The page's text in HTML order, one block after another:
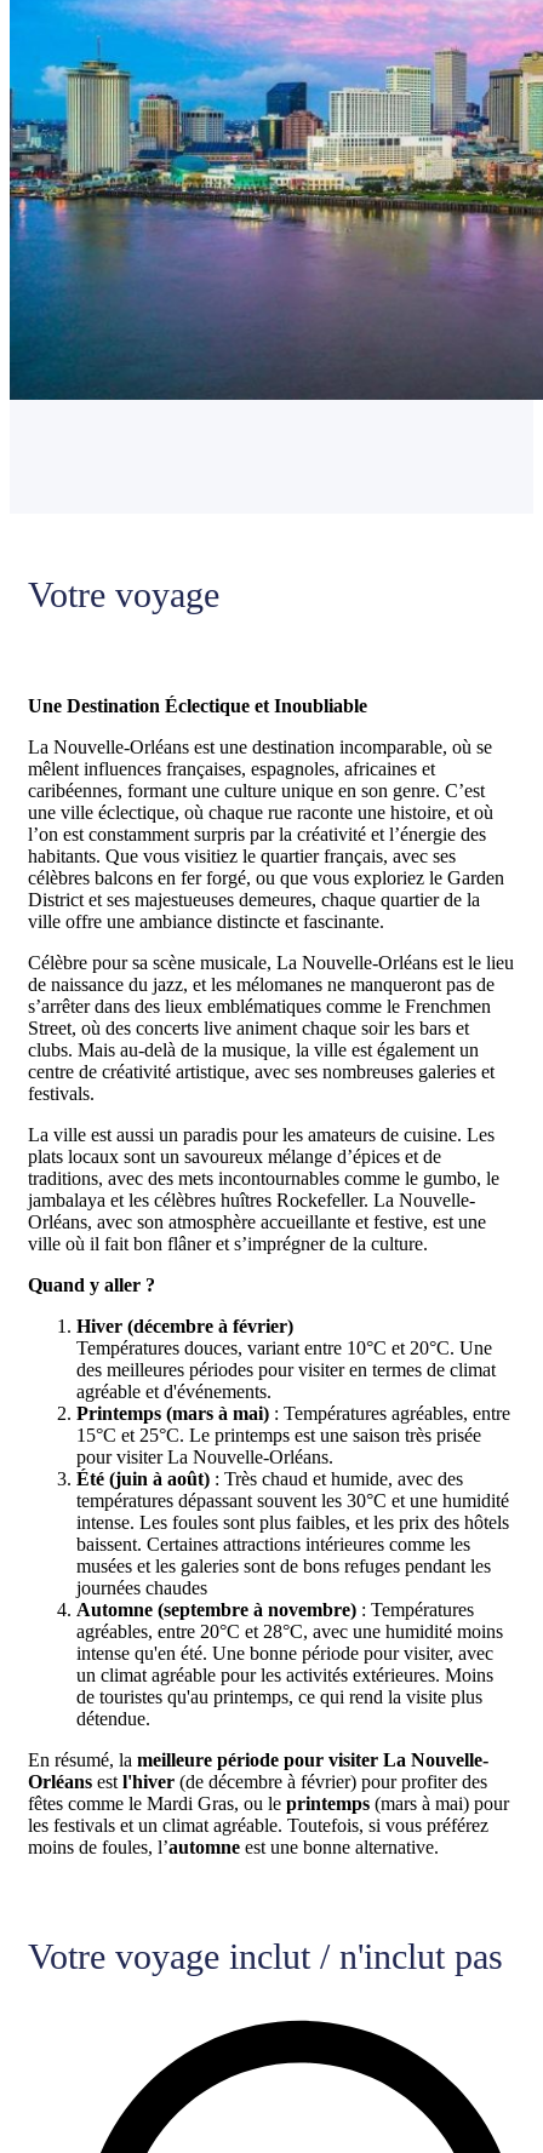
Votre voyage
Une Destination Éclectique et Inoubliable
La Nouvelle-Orléans est une destination incomparable, où se
mêlent influences françaises, espagnoles, africaines et
caribéennes, formant une culture unique en son genre. C’est
une ville éclectique, où chaque rue raconte une histoire, et où
l’on est constamment surpris par la créativité et l’énergie des
habitants. Que vous visitiez le quartier français, avec ses
célèbres balcons en fer forgé, ou que vous exploriez le Garden
District et ses majestueuses demeures, chaque quartier de la
ville offre une ambiance distincte et fascinante.
Célèbre pour sa scène musicale, La Nouvelle-Orléans est le lieu
de naissance du jazz, et les mélomanes ne manqueront pas de
s’arrêter dans des lieux emblématiques comme le Frenchmen
Street, où des concerts live animent chaque soir les bars et
clubs. Mais au-delà de la musique, la ville est également un
centre de créativité artistique, avec ses nombreuses galeries et
festivals.
La ville est aussi un paradis pour les amateurs de cuisine. Les
plats locaux sont un savoureux mélange d’épices et de
traditions, avec des mets incontournables comme le gumbo, le
jambalaya et les célèbres huîtres Rockefeller. La Nouvelle-
Orléans, avec son atmosphère accueillante et festive, est une
ville où il fait bon flâner et s’imprégner de la culture.
Quand y aller ?
Hiver (décembre à février)
Températures douces, variant entre 10°C et 20°C. Une
des meilleures périodes pour visiter en termes de climat
agréable et d'événements.
Printemps (mars à mai) : Températures agréables, entre
15°C et 25°C. Le printemps est une saison très prisée
pour visiter La Nouvelle-Orléans.
Été (juin à août) : Très chaud et humide, avec des
températures dépassant souvent les 30°C et une humidité
intense. Les foules sont plus faibles, et les prix des hôtels
baissent. Certaines attractions intérieures comme les
musées et les galeries sont de bons refuges pendant les
journées chaudes
Automne (septembre à novembre) : Températures
agréables, entre 20°C et 28°C, avec une humidité moins
intense qu'en été. Une bonne période pour visiter, avec
un climat agréable pour les activités extérieures. Moins
de touristes qu'au printemps, ce qui rend la visite plus
détendue.
En résumé, la meilleure période pour visiter La Nouvelle-
Orléans est l'hiver (de décembre à février) pour profiter des
fêtes comme le Mardi Gras, ou le printemps (mars à mai) pour
les festivals et un climat agréable. Toutefois, si vous préférez
moins de foules, l’automne est une bonne alternative.
Votre voyage inclut / n'inclut pas